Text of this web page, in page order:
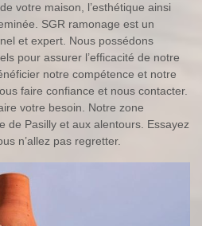
votre maison, l’esthétique ainsi
SGR ramonage est un
et expert. Nous possédons
pour assurer l’efficacité de notre
notre compétence et notre
faire confiance et nous contacter.
votre besoin. Notre zone
de Pasilly et aux alentours. Essayez
n’allez pas regretter.